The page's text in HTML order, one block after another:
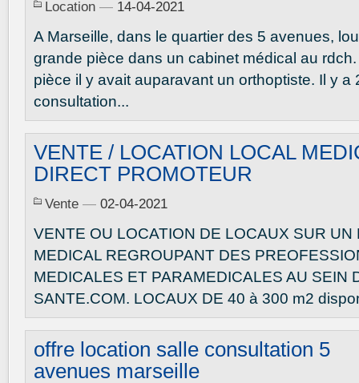
Location — 14-04-2021
A Marseille, dans le quartier des 5 avenues,
grande pièce dans un cabinet médical au
pièce il y avait auparavant un orthoptiste. Il y a
consultation...
VENTE / LOCATION LOCAL
DIRECT PROMOTEUR
Vente — 02-04-2021
VENTE OU LOCATION DE LOCAUX SUR UN
MEDICAL REGROUPANT DES
MEDICALES ET PARAMEDICALES AU SEIN
SANTE.COM. LOCAUX DE 40 à 300 m2
offre location salle consultation 5
avenues marseille